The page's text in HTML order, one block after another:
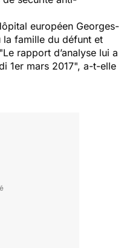
européen Georges-
famille du défunt et
rapport d’analyse lui a
1er mars 2017", a-t-elle